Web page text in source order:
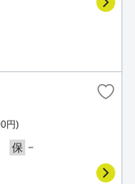
円)
保 －